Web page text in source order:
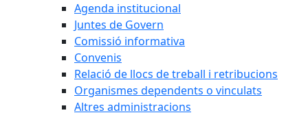
Agenda institucional
Juntes de Govern
Comissió informativa
Convenis
Relació de llocs de treball i retribucions
Organismes dependents o vinculats
Altres administracions